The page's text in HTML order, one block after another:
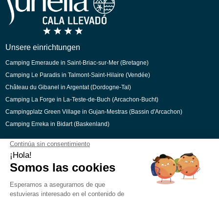
Italienisch
Niederländisch
Katalanisch
Unsere einrichtungen
Camping Emeraude in Saint-Briac-sur-Mer (Bretagne)
Camping Le Paradis in Talmont-Saint-Hilaire (Vendée)
Château du Gibanel in Argentat (Dordogne-Tal)
Camping La Forge in La-Teste-de-Buch (Arcachon-Bucht)
Campingplatz Green Village in Gujan-Mestras (Bassin d'Arcachon)
Camping Erreka in Bidart (Baskenland)
Sichere Bezahlung